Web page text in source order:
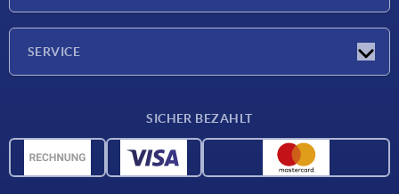
Presseberichte
SERVICE
Werkstoffübersicht
SICHER BEZAHLT